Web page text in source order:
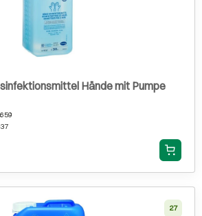
Hände mit Pumpe
27